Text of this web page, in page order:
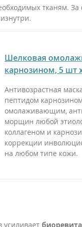
тканям.
Шелковая
карнозином, 5 шт
Антивозрастная
пептидом
омолаживающим,
морщин любой
коллагеном и
коррекции
на любом типе кожи.
усиливает